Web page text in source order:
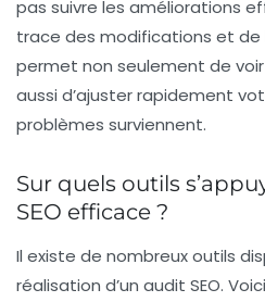
pas suivre les améliorations
trace des modifications et de
permet non seulement de
aussi d’ajuster rapidement
problèmes surviennent.
Sur quels outils
SEO efficace ?
Il existe de nombreux outils
réalisation d’un audit SEO.